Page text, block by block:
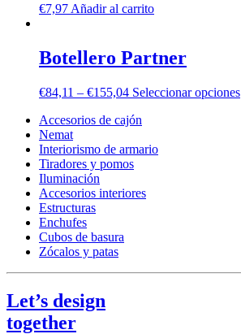
€7,97 Añadir al carrito
Botellero Partner
€84,11 – €155,04 Seleccionar opciones
Accesorios de cajón
Nemat
Interiorismo de armario
Tiradores y pomos
Iluminación
Accesorios interiores
Estructuras
Enchufes
Cubos de basura
Zócalos y patas
Let’s design
together